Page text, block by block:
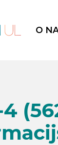
O
4